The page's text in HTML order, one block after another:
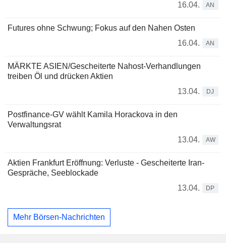
16.04.
AN
Futures ohne Schwung; Fokus auf den Nahen Osten
16.04.
AN
MÄRKTE ASIEN/Gescheiterte Nahost-Verhandlungen
treiben Öl und drücken Aktien
13.04.
DJ
Postfinance-GV wählt Kamila Horackova in den
Verwaltungsrat
13.04.
AW
Aktien Frankfurt Eröffnung: Verluste - Gescheiterte Iran-
Gespräche, Seeblockade
13.04.
DP
Mehr Börsen-Nachrichten